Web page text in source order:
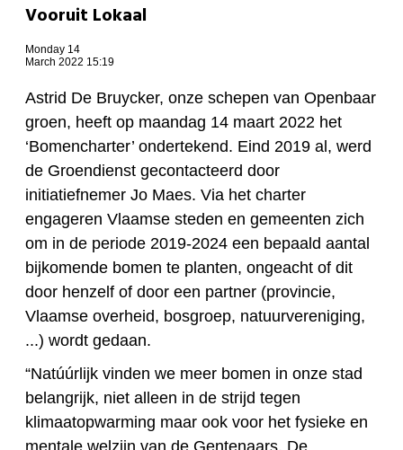
Vooruit Lokaal
Monday 14
March 2022 15:19
Astrid De Bruycker, onze schepen van Openbaar
groen, heeft op maandag 14 maart 2022 het
‘Bomencharter’ ondertekend. Eind 2019 al, werd
de Groendienst gecontacteerd door
initiatiefnemer Jo Maes. Via het charter
engageren Vlaamse steden en gemeenten zich
om in de periode 2019-2024 een bepaald aantal
bijkomende bomen te planten, ongeacht of dit
door henzelf of door een partner (provincie,
Vlaamse overheid, bosgroep, natuurvereniging,
...) wordt gedaan.
“Natúúrlijk vinden we meer bomen in onze stad
belangrijk, niet alleen in de strijd tegen
klimaatopwarming maar ook voor het fysieke en